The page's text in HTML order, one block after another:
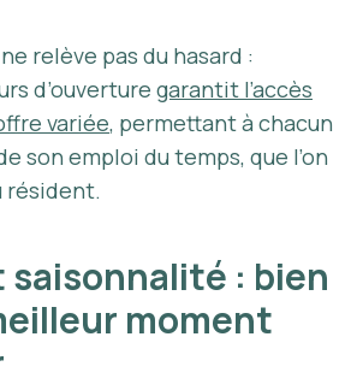
ne relève pas du hasard :
d’ouverture garantit l’accès
variée, permettant à chacun
son emploi du temps, que l’on
résident.
saisonnalité : bien
moment